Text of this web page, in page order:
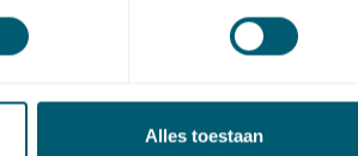
Alles toestaan
hiermee geen of
2.7a lid 3 van